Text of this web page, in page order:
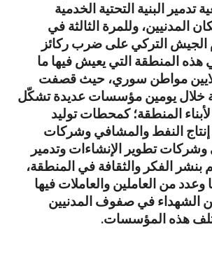
البنية التحتية الخدمية
المدنيين، وللمرة الثالثة في
التركي على ضرب ركائز
هذه المنطقة التي يعيش فيها ما
مواطن سوري، حيث قصفت
خلال يومين مؤسسات عديدة تشكّل
لأبناء المنطقة؛ كمحطات توليد
إنتاج النفط والمشافي وشركات
وشركات تطوير الإنشاءات وتدمير
بنشر الفكر والثقافة في المنطقة،
من العاملين والعاملات فيها
الشهداء في صفوف المدنيين
هذه المؤسسات.